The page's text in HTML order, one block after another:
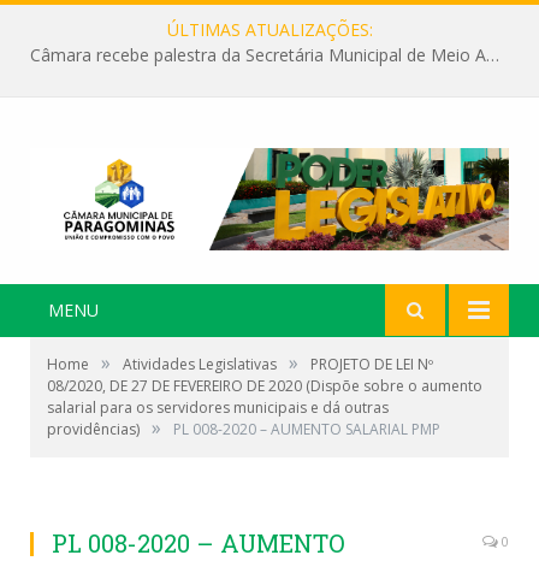
ÚLTIMAS ATUALIZAÇÕES:
Câmara recebe palestra da Secretária Municipal de Meio Ambiente sobre as ações da “SEMANA DO MEIO AMBIENTE”
MENU
Home » Atividades Legislativas »
PROJETO DE LEI Nº
08/2020, DE 27 DE FEVEREIRO DE 2020 (Dispõe sobre o aumento
salarial para os servidores municipais e dá outras
providências) » PL 008-2020 – AUMENTO SALARIAL PMP
PL 008-2020 – AUMENTO
0